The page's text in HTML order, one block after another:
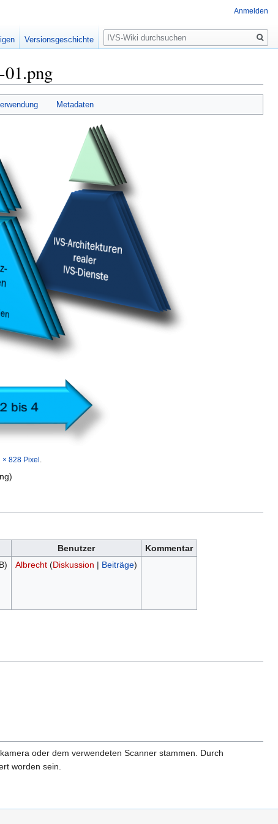
Metadaten
× 828 Pixel
)
Benutzer
Kommentar
Albrecht (Diskussion | Beiträge)
oder dem verwendeten Scanner stammen. Durch
worden sein.
Anmelden
Versionsgeschichte
Suche